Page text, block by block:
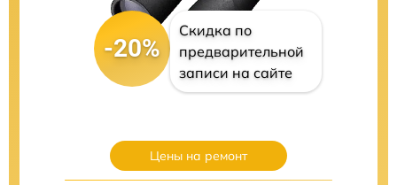
-20%
Скидка по
предварительной
записи на сайте
Цены на ремонт